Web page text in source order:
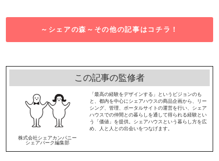
～シェアの森～その他の記事はコチラ！
この記事の監修者
株式会社シェアカンパニー
シェアパーク編集部
「最高の経験をデザインする」というビジョンのも
と、都内を中心にシェアハウスの商品企画から、リー
シング、管理、ポータルサイトの運営を行い、シェア
ハウスでの仲間との暮らしを通して得られる経験とい
う「価値」を提供。シェアハウスという暮らし方を広
め、人と人との出会いをつなげます。